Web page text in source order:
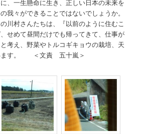
、一生懸命に生き、正しい日本の未来を
我々ができることではないでしょうか。
川村さんたちは、『以前のように住むこ
せめて昼間だけでも帰ってきて、仕事が
考え、野菜やトルコギキョウの栽培、天
ます。 ＜文責 五十嵐＞